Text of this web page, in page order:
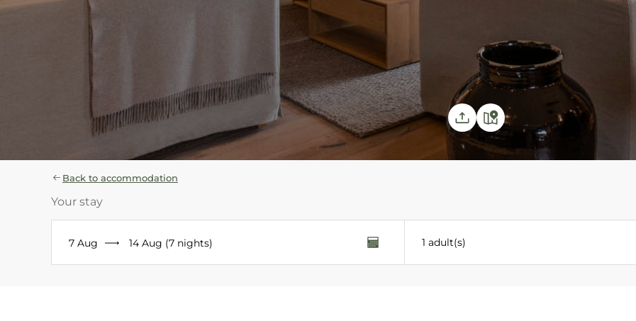
Back to accommodation
Your stay
7 Aug 14 Aug (7 nights) 1 adult(s)